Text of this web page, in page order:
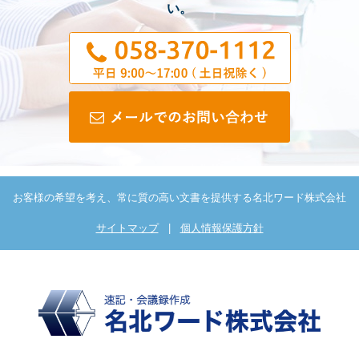
い。
お客様の希望を考え、常に質の高い文書を提供する名北ワード株式会社
サイトマップ 個人情報保護方針